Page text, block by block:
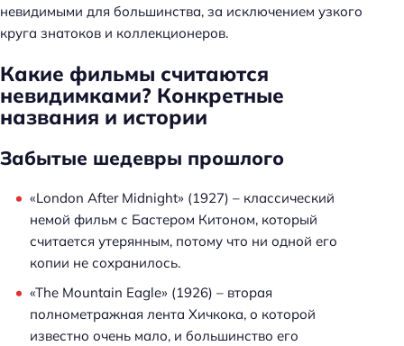
невидимыми для большинства, за исключением узкого
круга знатоков и коллекционеров.
Какие фильмы считаются
невидимками? Конкретные
названия и истории
Забытые шедевры прошлого
«London After Midnight» (1927) – классический
немой фильм с Бастером Китоном, который
считается утерянным, потому что ни одной его
копии не сохранилось.
«The Mountain Eagle» (1926) – вторая
полнометражная лента Хичкока, о которой
известно очень мало, и большинство его